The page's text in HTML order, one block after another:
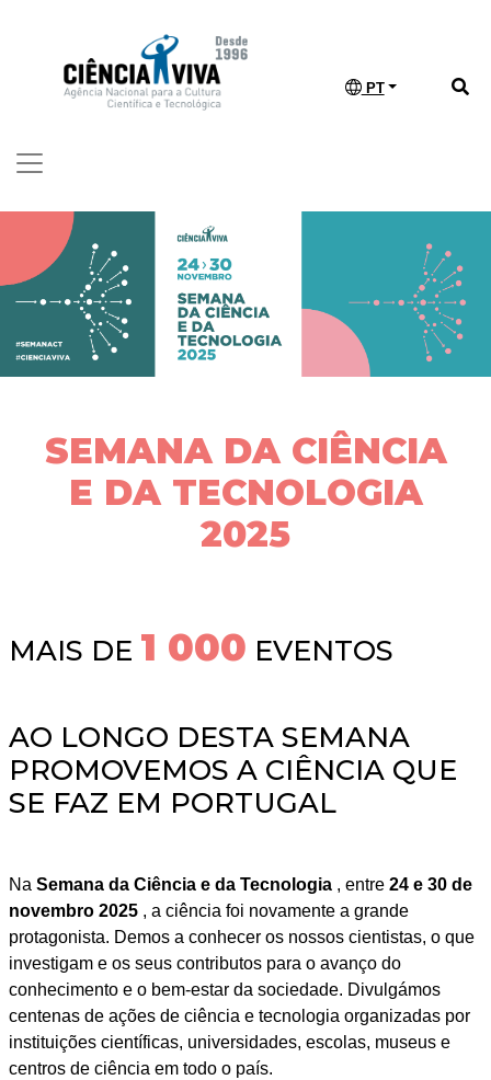
PT
SEMANA DA CIÊNCIA
E DA TECNOLOGIA
2025
MAIS DE 1 000 EVENTOS
AO LONGO DESTA SEMANA
PROMOVEMOS A CIÊNCIA QUE
SE FAZ EM PORTUGAL
Na Semana da Ciência e da Tecnologia , entre 24 e 30 de
novembro 2025 , a ciência foi novamente a grande
protagonista. Demos a conhecer os nossos cientistas, o que
investigam e os seus contributos para o avanço do
conhecimento e o bem-estar da sociedade. Divulgámos
centenas de ações de ciência e tecnologia organizadas por
instituições científicas, universidades, escolas, museus e
centros de ciência em todo o país.